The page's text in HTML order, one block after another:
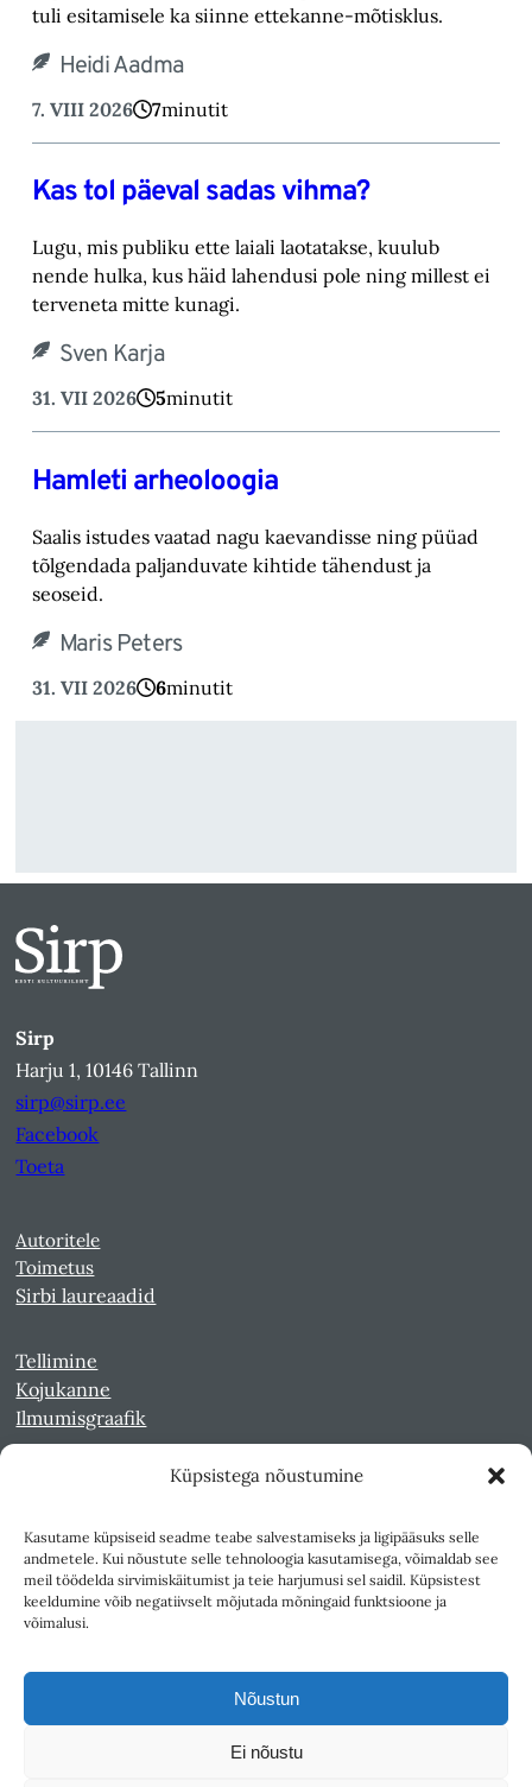
Küpsistega nõustumine
Kasutame küpsiseid seadme teabe salvestamiseks ja ligipääsuks selle
andmetele. Kui nõustute selle tehnoloogia kasutamisega, võimaldab see
meil töödelda sirvimiskäitumist ja teie harjumusi sel saidil. Küpsistest
keeldumine võib negatiivselt mõjutada mõningaid funktsioone ja
võimalusi.
Nõustun
Ei nõustu
tuli esitamisele ka siinne ettekanne-mõtisklus.‎
Heidi Aadma
7. VIII 2026 7minutit
Kas tol päeval sadas vihma?
Lugu, mis publiku ette laiali laotatakse, kuulub
nende hulka, kus häid lahendusi pole ning millest ei
terveneta mitte kunagi.
Sven Karja
31. VII 2026 5minutit
Hamleti arheoloogia
Saalis istudes vaatad nagu kaevandisse ning püüad
tõlgendada paljanduvate kihtide tähendust ja
seoseid.
Maris Peters
31. VII 2026 6minutit
Sirp
Harju 1, 10146 Tallinn
sirp@sirp.ee
Facebook
Toeta
Autoritele
Toimetus
Sirbi laureaadid
Tellimine
Kojukanne
Ilmumisgraafik
Kultuurileht 1994-1997
Reede 1989-1990
Sirp ja Vasar 1940-1989
Teksti- ja andmekaeve